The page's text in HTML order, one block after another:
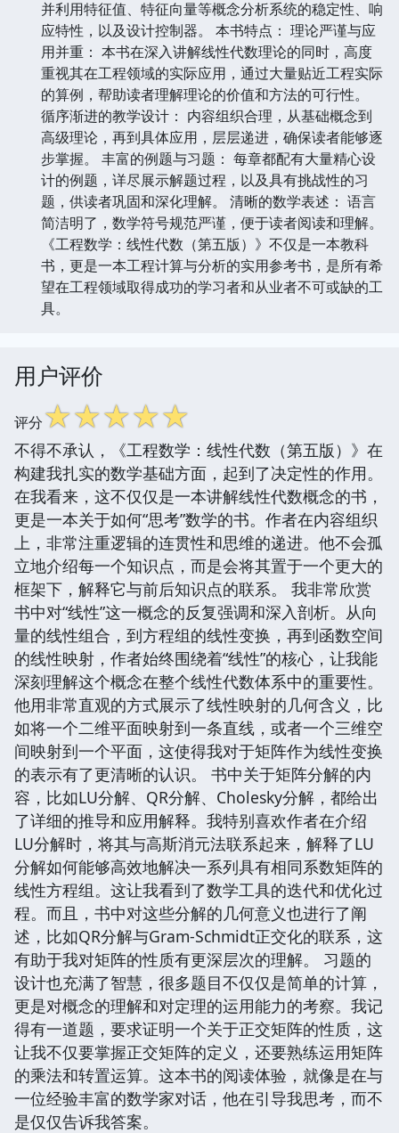
并利用特征值、特征向量等概念分析系统的稳定性、响
应特性，以及设计控制器。 本书特点： 理论严谨与应
用并重： 本书在深入讲解线性代数理论的同时，高度
重视其在工程领域的实际应用，通过大量贴近工程实际
的算例，帮助读者理解理论的价值和方法的可行性。
循序渐进的教学设计： 内容组织合理，从基础概念到
高级理论，再到具体应用，层层递进，确保读者能够逐
步掌握。 丰富的例题与习题： 每章都配有大量精心设
计的例题，详尽展示解题过程，以及具有挑战性的习
题，供读者巩固和深化理解。 清晰的数学表述： 语言
简洁明了，数学符号规范严谨，便于读者阅读和理解。
《工程数学：线性代数（第五版）》不仅是一本教科
书，更是一本工程计算与分析的实用参考书，是所有希
望在工程领域取得成功的学习者和从业者不可或缺的工
具。
用户评价
评分☆☆☆☆☆
不得不承认，《工程数学：线性代数（第五版）》在
构建我扎实的数学基础方面，起到了决定性的作用。
在我看来，这不仅仅是一本讲解线性代数概念的书，
更是一本关于如何“思考”数学的书。作者在内容组织
上，非常注重逻辑的连贯性和思维的递进。他不会孤
立地介绍每一个知识点，而是会将其置于一个更大的
框架下，解释它与前后知识点的联系。 我非常欣赏
书中对“线性”这一概念的反复强调和深入剖析。从向
量的线性组合，到方程组的线性变换，再到函数空间
的线性映射，作者始终围绕着“线性”的核心，让我能
深刻理解这个概念在整个线性代数体系中的重要性。
他用非常直观的方式展示了线性映射的几何含义，比
如将一个二维平面映射到一条直线，或者一个三维空
间映射到一个平面，这使得我对于矩阵作为线性变换
的表示有了更清晰的认识。 书中关于矩阵分解的内
容，比如LU分解、QR分解、Cholesky分解，都给出
了详细的推导和应用解释。我特别喜欢作者在介绍
LU分解时，将其与高斯消元法联系起来，解释了LU
分解如何能够高效地解决一系列具有相同系数矩阵的
线性方程组。这让我看到了数学工具的迭代和优化过
程。而且，书中对这些分解的几何意义也进行了阐
述，比如QR分解与Gram-Schmidt正交化的联系，这
有助于我对矩阵的性质有更深层次的理解。 习题的
设计也充满了智慧，很多题目不仅仅是简单的计算，
更是对概念的理解和对定理的运用能力的考察。我记
得有一道题，要求证明一个关于正交矩阵的性质，这
让我不仅要掌握正交矩阵的定义，还要熟练运用矩阵
的乘法和转置运算。这本书的阅读体验，就像是在与
一位经验丰富的数学家对话，他在引导我思考，而不
是仅仅告诉我答案。